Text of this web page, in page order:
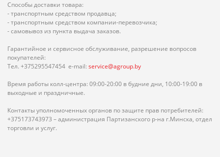
Способы доставки товара:
- транспортным средством продавца;
- транспортным средством компании-перевозчика;
- самовывоз из пункта выдача заказов.
Гарантийное и сервисное обслуживание, разрешение вопросов
покупателей:
Тел. +375295547454 e-mail: service@agroup.by
Время работы колл-центра: 09:00-20:00 в будние дни, 10:00-19:00 в
выходные и праздничные.
Контакты уполномоченных органов по защите прав потребителей:
+375173743973 – администрация Партизанского р-на г.Минска, отдел
торговли и услуг.